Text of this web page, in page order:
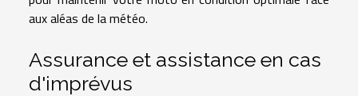
aux aléas de la météo.
Assurance et assistance en cas
d'imprévus